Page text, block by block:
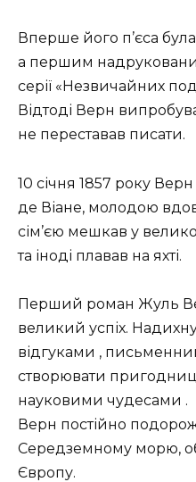
Вперше його п’єса
а першим
серії «Незвичайних
Відтоді Верн
не переставав писати.
10 січня 1857 року
де Віане, молодою
сім’єю мешкав у
та іноді плавав на яхті.
Перший роман Жуль
великий успіх.
відгуками ,
створювати
науковими чудесами .
Верн постійно
Середземному морю,
Європу.